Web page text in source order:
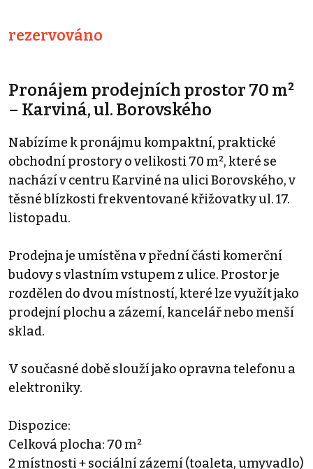
rezervováno
Pronájem prodejních prostor 70 m²
– Karviná, ul. Borovského
Nabízíme k pronájmu kompaktní, praktické
obchodní prostory o velikosti 70 m², které se
nachází v centru Karviné na ulici Borovského, v
těsné blízkosti frekventované křižovatky ul. 17.
listopadu.
Prodejna je umístěna v přední části komerční
budovy s vlastním vstupem z ulice. Prostor je
rozdělen do dvou místností, které lze využít jako
prodejní plochu a zázemí, kancelář nebo menší
sklad.
V současné době slouží jako opravna telefonu a
elektroniky.
Dispozice:
Celková plocha: 70 m²
2 místnosti + sociální zázemí (toaleta, umyvadlo)